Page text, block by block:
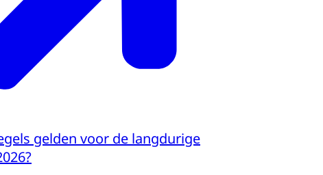
gelden voor de langdurige